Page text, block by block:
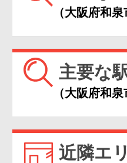
（大阪府和泉
主要な
（大阪府和泉
近隣エ